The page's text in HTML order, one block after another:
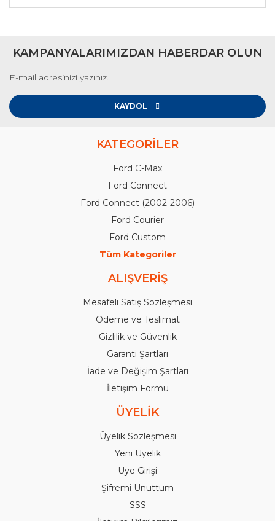
KAMPANYALARIMIZDAN HABERDAR OLUN
KAYDOL
KATEGORİLER
Ford C-Max
Ford Connect
Ford Connect (2002-2006)
Ford Courier
Ford Custom
Tüm Kategoriler
ALIŞVERİŞ
Mesafeli Satış Sözleşmesi
Ödeme ve Teslimat
Gizlilik ve Güvenlik
Garanti Şartları
İade ve Değişim Şartları
İletişim Formu
ÜYELİK
Üyelik Sözleşmesi
Yeni Üyelik
Üye Girişi
Şifremi Unuttum
SSS